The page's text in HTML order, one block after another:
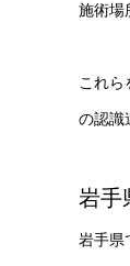
施術場
これら
の認識
岩手
岩手県